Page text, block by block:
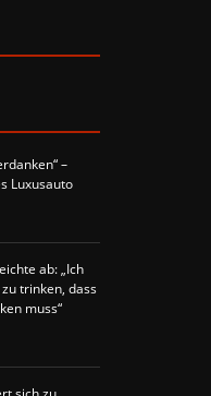
–
Luxusauto
ab: „Ich
trinken, dass
muss“